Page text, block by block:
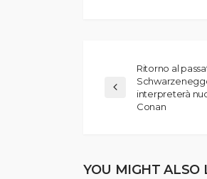
Ritorno al
interpreterà
Conan
YOU MIGHT ALSO